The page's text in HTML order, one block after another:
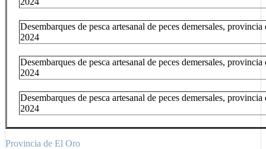
Desembarques de pesca artesanal de peces demersales,
2024
Desembarques de pesca artesanal de peces demersales,
2024
Desembarques de pesca artesanal de peces demersales,
2024
Provincia de El Oro